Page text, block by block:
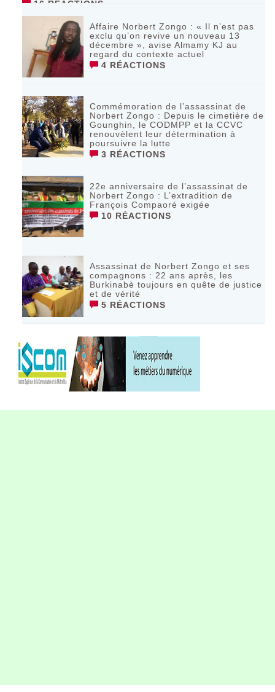
16 RÉACTIONS
Affaire Norbert Zongo : « Il n’est pas
exclu qu’on revive un nouveau 13
décembre », avise Almamy KJ au
regard du contexte actuel
4 RÉACTIONS
Commémoration de l’assassinat de
Norbert Zongo : Depuis le cimetière de
Gounghin, le CODMPP et la CCVC
renouvèlent leur détermination à
poursuivre la lutte
3 RÉACTIONS
22e anniversaire de l’assassinat de
Norbert Zongo : L’extradition de
François Compaoré exigée
10 RÉACTIONS
Assassinat de Norbert Zongo et ses
compagnons : 22 ans après, les
Burkinabè toujours en quête de justice
et de vérité
5 RÉACTIONS